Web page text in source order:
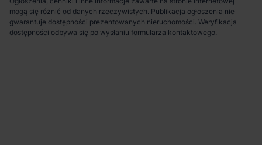
mogą się różnić od danych rzeczywistych. Publikacja ogłoszenia nie
gwarantuje dostępności prezentowanych nieruchomości. Weryfikacja
dostępności odbywa się po wysłaniu formularza kontaktowego.